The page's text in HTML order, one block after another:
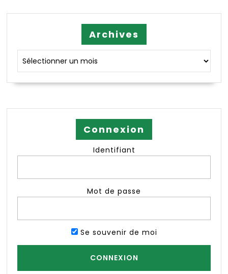
Archives
Connexion
Identifiant
Mot de passe
Se souvenir de moi